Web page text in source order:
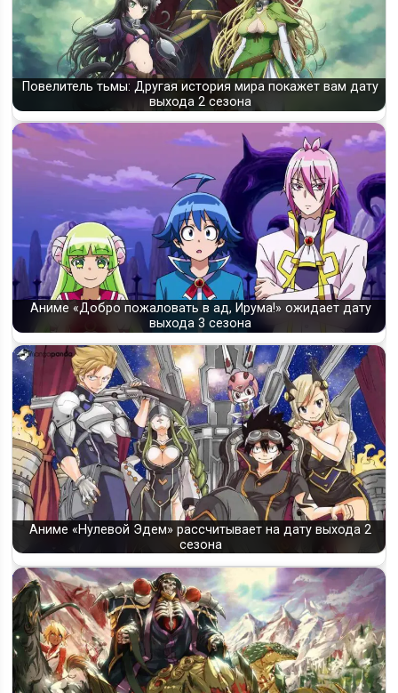
Повелитель тьмы: Другая история мира покажет вам дату
выхода 2 сезона
Аниме «Добро пожаловать в ад, Ирума!» ожидает дату
выхода 3 сезона
Аниме «Нулевой Эдем» рассчитывает на дату выхода 2
сезона